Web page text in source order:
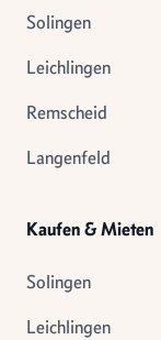
Solingen
Leichlingen
Remscheid
Langenfeld
Kaufen & Mieten
Solingen
Leichlingen